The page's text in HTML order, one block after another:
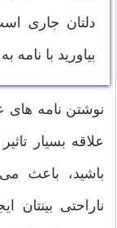
دلتان جاری
بیاورید با نامه
نوشتن نامه های
علاقه بسیار
باشید، باعث می
ناراحتی بینتان